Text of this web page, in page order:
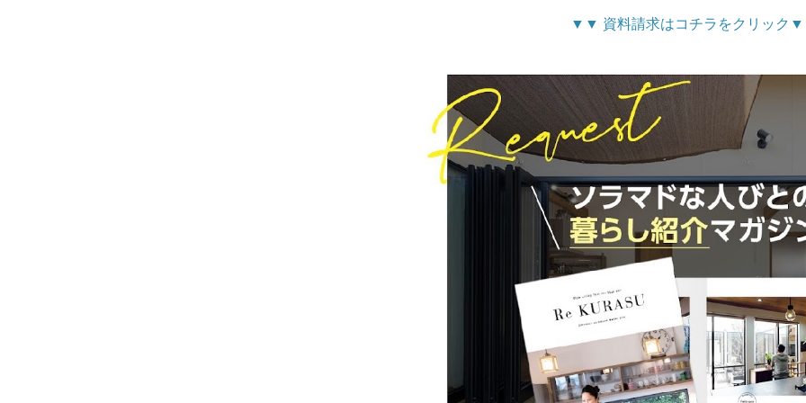
▼ ▼ 資料請求はコチラをクリック ▼